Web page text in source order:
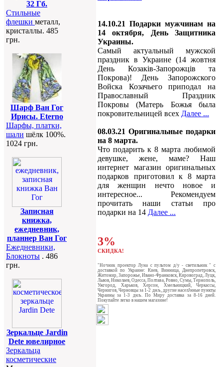
32 Гб.
Стильные
флешки металл,
кристаллы. 485
грн.
Шарф Ван Гог
Ирисы. Eterno
Шарфы, платки,
шали шёлк 100%.
1024 грн.
Записная
книжка,
ежедневник,
планнер Ван Гог
Ежедневники,
Блокноты . 486
грн.
Зеркальце Jardin
Dete ювелирное
Зеркальца
косметические
14.10.21 Подарки мужчинам на
14 октября, День Защитника
Украины.
Самый актуальный мужской
праздник в Украине (14 жовтня
День Козаків-Запорожців та
Покрова)! День Запорожского
Войска Козачьего приподал на
Православный Праздник
Покровы (Матерь Божья была
покровительницей всех Далее ...
08.03.21 Оригинальные подарки
на 8 марта.
Что подарить к 8 марта любимой
девушке, жене, маме? Наш
интернет магазин оригинальных
подарков приготовил к 8 марта
для женщин нечто новое и
интересное... Рекомендуем
прочитать наши статьи про
подарки на 14 Далее ...
3%
СКИДКА!
"Ночник проектор Луна с пультом д/у - светильник " c
доставкой по Украине: Киев, Винница, Днепропетровск,
Житомир, Запорожье, Ивано-Франковск, Кировоград, Луцк,
Львов, Николаев, Одесса, Полтава, Ровно, Сумы, Тернополь,
Ужгород, Харьков, Херсон, Хмельницкий, Черкассы,
Чернигов, Черновцы за 1-2 днљ, другие населЈнные пункты
Украины за 1-3 днљ. По Миру доставка за 8-16 дней.
Покупайте легко в нашем магазине!